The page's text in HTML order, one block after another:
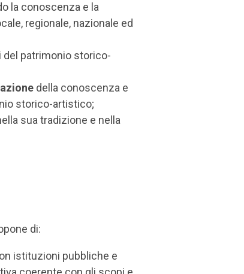
la conoscenza e la
regionale, nazionale ed
patrimonio storico-
della conoscenza e
storico-artistico;
sua tradizione e nella
di:
istituzioni pubbliche e